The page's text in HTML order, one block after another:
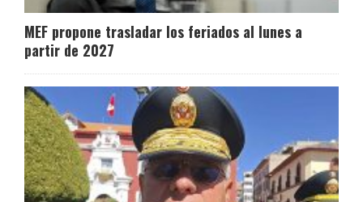
MEF propone trasladar los feriados al lunes a
partir de 2027